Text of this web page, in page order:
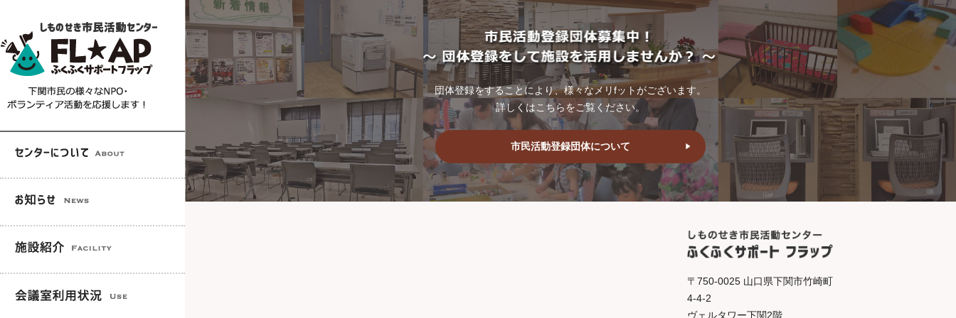
団体登録をすることにより、様々なメリfットがございます。
詳しくはこちらをご覧ください。
市民活動登録団体について
〒750-0025 山口県下関市竹崎町
4-4-2
ヴェルタワー下関2階